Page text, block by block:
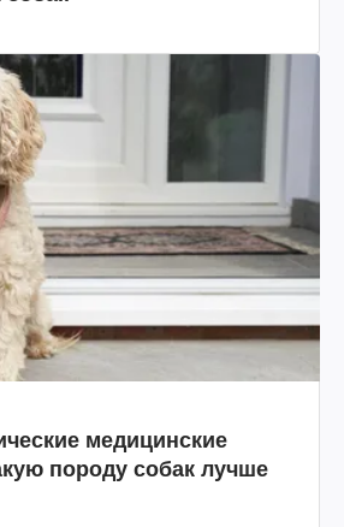
медицинские
породу собак лучше